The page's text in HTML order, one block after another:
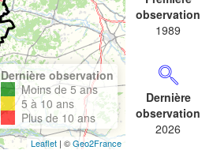
Dernière observation
Moins de 5 ans
5 à 10 ans
Plus de 10 ans
Leaflet| ©Geo2France
observation
1989
Dernière
observation
2026